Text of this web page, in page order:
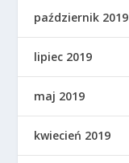
październik 2019
lipiec 2019
maj 2019
kwiecień 2019